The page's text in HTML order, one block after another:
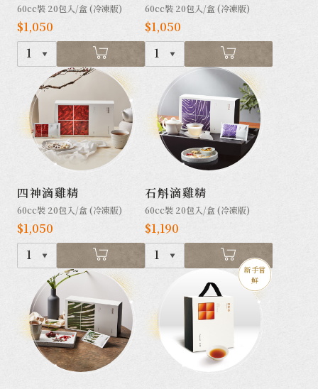
60cc裝 20包入/盒 (冷凍版)
$1,050
1
60cc裝 20包入/盒 (冷凍版)
$1,050
1
四神滴雞精
60cc裝 20包入/盒 (冷凍版)
$1,050
1
石斛滴雞精
60cc裝 20包入/盒 (冷凍版)
$1,190
1
新手嘗
鮮